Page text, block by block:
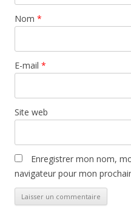
Nom *
E-mail *
Site web
Enregistrer mon nom,
navigateur pour mon